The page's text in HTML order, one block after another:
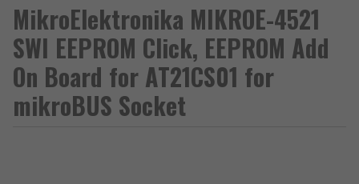
MikroElektronika MIKROE-4521
SWI EEPROM Click, EEPROM Add
On Board for AT21CS01 for
mikroBUS Socket